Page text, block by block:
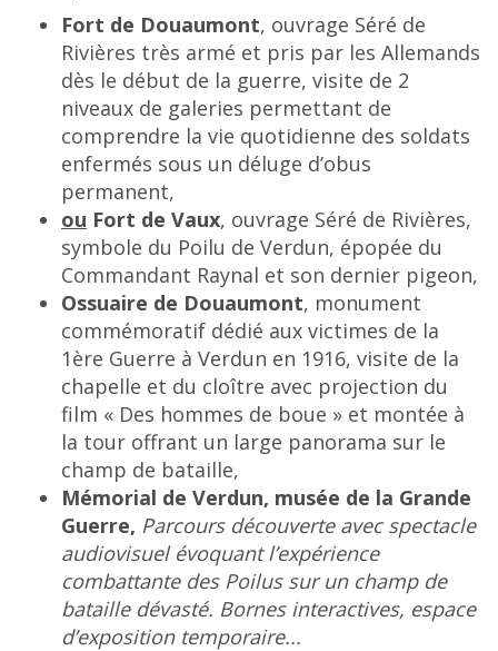
Fort de Douaumont, ouvrage Séré de
Rivières très armé et pris par les Allemands
dès le début de la guerre, visite de 2
niveaux de galeries permettant de
comprendre la vie quotidienne des soldats
enfermés sous un déluge d’obus
permanent,
ou Fort de Vaux, ouvrage Séré de Rivières,
symbole du Poilu de Verdun, épopée du
Commandant Raynal et son dernier pigeon,
Ossuaire de Douaumont, monument
commémoratif dédié aux victimes de la
1ère Guerre à Verdun en 1916, visite de la
chapelle et du cloître avec projection du
film « Des hommes de boue » et montée à
la tour offrant un large panorama sur le
champ de bataille,
Mémorial de Verdun, musée de la Grande
Guerre, Parcours découverte avec spectacle
audiovisuel évoquant l’expérience
combattante des Poilus sur un champ de
bataille dévasté. Bornes interactives, espace
d’exposition temporaire...